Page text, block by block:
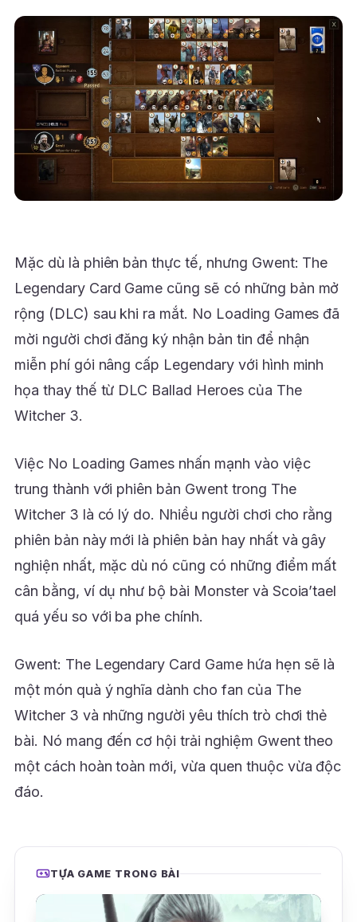
Mặc dù là phiên bản thực tế, nhưng Gwent: The
Legendary Card Game cũng sẽ có những bản mở
rộng (DLC) sau khi ra mắt. No Loading Games đã
mời người chơi đăng ký nhận bản tin để nhận
miễn phí gói nâng cấp Legendary với hình minh
họa thay thế từ DLC Ballad Heroes của The
Witcher 3.
Việc No Loading Games nhấn mạnh vào việc
trung thành với phiên bản Gwent trong The
Witcher 3 là có lý do. Nhiều người chơi cho rằng
phiên bản này mới là phiên bản hay nhất và gây
nghiện nhất, mặc dù nó cũng có những điểm mất
cân bằng, ví dụ như bộ bài Monster và Scoia’tael
quá yếu so với ba phe chính.
Gwent: The Legendary Card Game hứa hẹn sẽ là
một món quà ý nghĩa dành cho fan của The
Witcher 3 và những người yêu thích trò chơi thẻ
bài. Nó mang đến cơ hội trải nghiệm Gwent theo
một cách hoàn toàn mới, vừa quen thuộc vừa độc
đáo.
TỰA GAME TRONG BÀI